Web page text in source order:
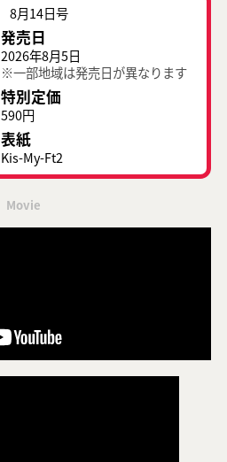
8月14日号
発売日
2026年8月5日
※一部地域は発売日が異なります
特別定価
590円
表紙
Kis-My-Ft2
Movie